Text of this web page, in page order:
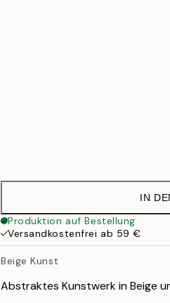
IN
Produktion auf Bestellung
Versandkostenfrei ab 59 €
Beige Kunst
Abstraktes Kunstwerk in Beige